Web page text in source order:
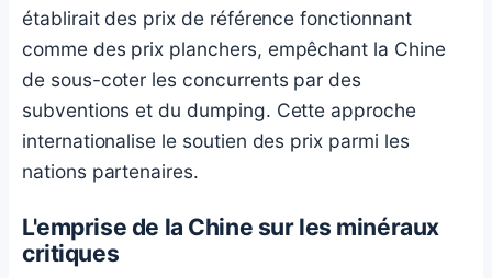
établirait des prix de référence fonctionnant
comme des prix planchers, empêchant la Chine
de sous-coter les concurrents par des
subventions et du dumping. Cette approche
internationalise le soutien des prix parmi les
nations partenaires.
L'emprise de la Chine sur les minéraux
critiques